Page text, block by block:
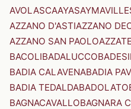
AVOLASCAAYAS
AZZANO D'ASTIAZZANO
AZZANO SAN PAOLOAZZATE
BACOLIBADALUCCOBADESI
BADIA CALAVENABADIA
BADIA TEDALDABADOLATO
BAGNACAVALLOBAGNARA